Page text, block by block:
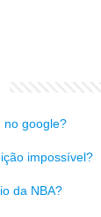
no google?
impossível?
da NBA?